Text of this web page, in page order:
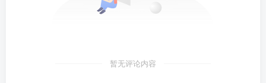
暂无评论内容